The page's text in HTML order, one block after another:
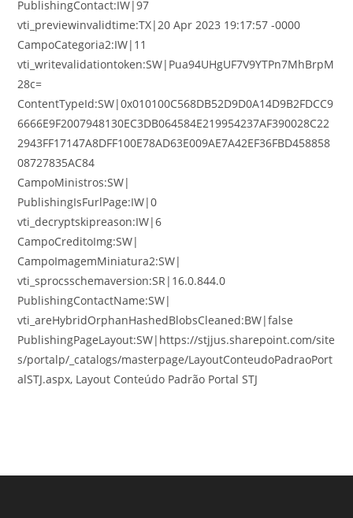
PublishingContact:IW|97
vti_previewinvalidtime:TX|20 Apr 2023 19:17:57 -0000
CampoCategoria2:IW|11
vti_writevalidationtoken:SW|Pua94UHgUF7V9YTPn7MhBrpM
28c=
ContentTypeId:SW|0x010100C568DB52D9D0A14D9B2FDCC9
6666E9F2007948130EC3DB064584E219954237AF390028C22
2943FF17147A8DFF100E78AD63E009AE7A42EF36FBD458858
08727835AC84
CampoMinistros:SW|
PublishingIsFurlPage:IW|0
vti_decryptskipreason:IW|6
CampoCreditoImg:SW|
CampoImagemMiniatura2:SW|
vti_sprocsschemaversion:SR|16.0.844.0
PublishingContactName:SW|
vti_areHybridOrphanHashedBlobsCleaned:BW|false
PublishingPageLayout:SW|https://stjjus.sharepoint.com/site
s/portalp/_catalogs/masterpage/LayoutConteudoPadraoPort
alSTJ.aspx, Layout Conteúdo Padrão Portal STJ